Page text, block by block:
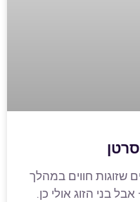
שזוגות חווים במהלך
בני הזוג אולי כן.